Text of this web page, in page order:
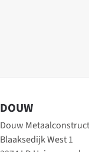
DOUW
Douw
Blaaksedijk West 1